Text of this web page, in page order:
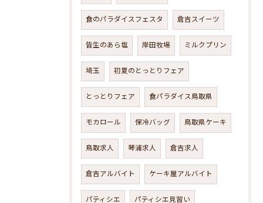
食のパラダイスフェスタ 倉吉スイーツ
皆生のあら塩 岸田牧場 ミルクプリン
埼玉 初夏のとっとりフェア
とっとりフェア 食パラダイス鳥取県
モカロール 保冷バッグ 鳥取県ケーキ
鳥取求人 琴浦求人 倉吉求人
倉吉アルバイト ケーキ屋アルバイト
パティシエ パティシエ見習い